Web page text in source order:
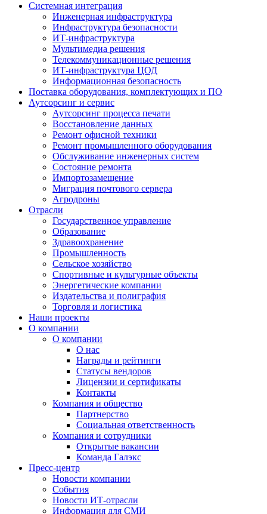
Системная интеграция
Инженерная инфраструктура
Инфраструктура безопасности
ИТ-инфраструктура
Мультимедиа решения
Телекоммуникационные решения
ИТ-инфраструктура ЦОД
Информационная безопасность
Поставка оборудования, комплектующих и ПО
Аутсорсинг и сервис
Аутсорсинг процесса печати
Восстановление данных
Ремонт офисной техники
Ремонт промышленного оборудования
Обслуживание инженерных систем
Состояние ремонта
Импортозамещение
Миграция почтового сервера
Агродроны
Отрасли
Государственное управление
Образование
Здравоохранение
Промышленность
Сельское хозяйство
Спортивные и культурные объекты
Энергетические компании
Издательства и полиграфия
Торговля и логистика
Наши проекты
О компании
О компании
О нас
Награды и рейтинги
Статусы вендоров
Лицензии и сертификаты
Контакты
Компания и общество
Партнерство
Социальная ответственность
Компания и сотрудники
Открытые вакансии
Команда Галэкс
Пресс-центр
Новости компании
События
Новости ИТ-отрасли
Информация для СМИ